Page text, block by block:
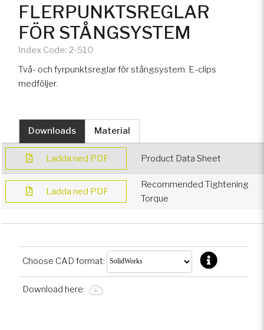
FLERPUNKTSREGLAR
FÖR STÅNGSYSTEM
Index Code: 2-510
Två- och fyrpunktsreglar för stångsystem. E-clips
medföljer.
Downloads Material
Ladda ned PDF Product Data Sheet
Ladda ned PDF
Recommended Tightening
Torque
Choose CAD format:
Download here: